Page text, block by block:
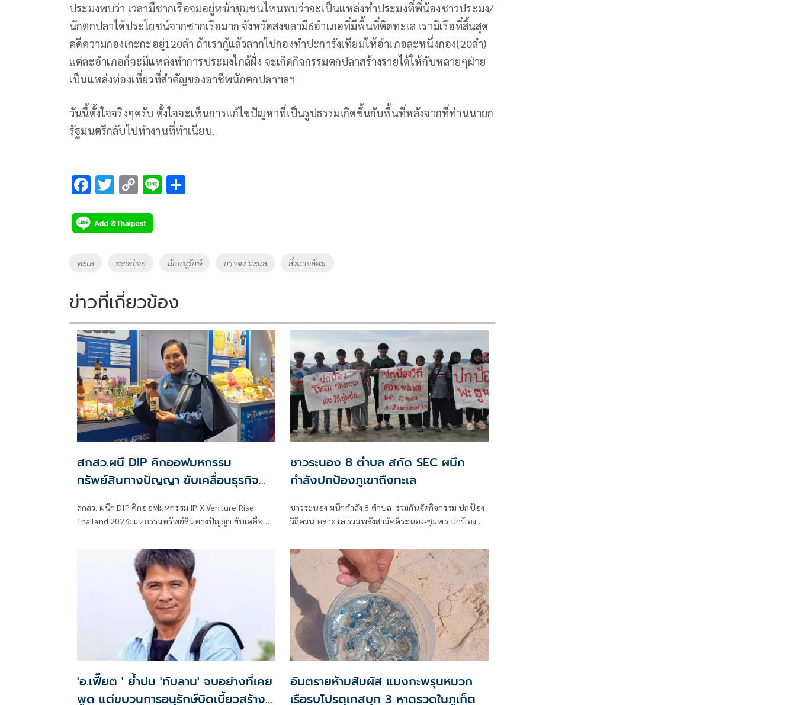
ประมงพบว่า เวลามีซากเรือจมอยู่หน้าชุมชนไหนพบว่าจะเป็นแหล่งทำประมงที่พี่น้องชาวประมง/
นักตกปลาได้ประโยชน์จากซากเรือมาก จังหวัดสงขลามี6อำเภอที่มีพื้นที่ติดทะเล เรามีเรือที่สิ้นสุด
คดีความกองเกะกะอยู่120ลำ ถ้าเรากู้แล้วลากไปกองทำปะการังเทียมให้อำเภอละหนึ่งกอง(20ลำ)
แต่ละอำเภอก็จะมีแหล่งทำการประมงใกล้ฝั่ง จะเกิดกิจกรรมตกปลาสร้างรายได้ให้กับหลายๆฝ่าย
เป็นแหล่งท่องเที่ยวที่สำคัญของอาชีพนักตกปลาฯลฯ
วันนี้ตั้งใจจริงๆครับ ตั้งใจจะเห็นการแก้ไขปัญหาที่เป็นรูปธรรมเกิดขึ้นกับพื้นที่หลังจากที่ท่านนายก
รัฐมนตรีกลับไปทำงานที่ทำเนียบ.
F
e
b
o
k
T
tt
er
C
p
y
Li
k
Li
Tags
ทะเล ทะเลไทย นักอนุรักษ์ บรรจง นะแส สิ่งแวดล้อม
ข่าวที่เกี่ยวข้อง
สกสว.ผนึ DIP คิกออฟมหกรรม
ทรัพย์สินทางปัญญา ขับเคลื่อนธุรกิจ
สกสว. ผนึก DIP คิกออฟมหกรรม IP X Venture Rise
Thailand 2026: มหกรรมทรัพย์สินทางปัญญา ขับเคลื่อน
ปัญญาผ่านกองทุน ววน. เพิ่มคุณค่างานวิจัยไทย
ชาวระนอง 8 ตำบล สกัด SEC ผนึก
กำลังปกป้องภูเขาถึงทะเล
ชาวระนอง ผนึกกำลัง 8 ตำบล ร่วมกันจัดกิจกรรม ปกป้อง
วิถีควน หลาด เล รวมพลังสามัคคีระนอง-ชุมพร ปกป้อง
พัฒนาของรัฐ แลนด์บริดจ์ - หยุด SEC ที่ทำลาย
ทรัพยากรธรรมชาติ
'อ.เฟี๊ยต ' ย้ำปม 'ทับลาน' จบอย่างที่เคย
พูด แต่ขบวนการอนุรักษ์บิดเบี้ยวสร้าง
อันตรายห้ามสัมผัส แมงกะพรุนหมวก
เรือรบโปรตุเกสบุก 3 หาดรวดในภูเก็ต